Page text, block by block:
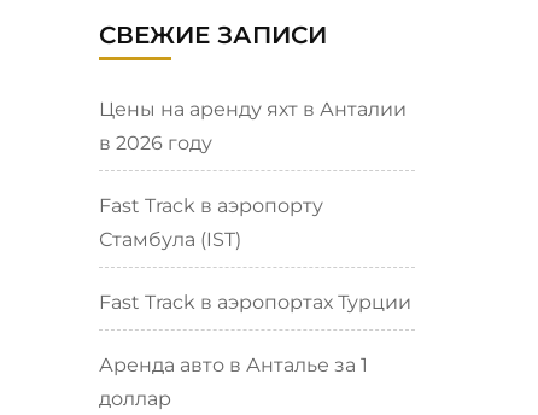
СВЕЖИЕ ЗАПИСИ
Цены на аренду яхт в Анталии
в 2026 году
Fast Track в аэропорту
Стамбула (IST)
Fast Track в аэропортах Турции
Аренда авто в Анталье за 1
доллар